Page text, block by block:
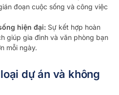
đoạn cuộc sống và công việc
hiện đại: Sự kết hợp hoàn
giúp gia đình và văn phòng bạn
mỗi ngày.
dự án và không